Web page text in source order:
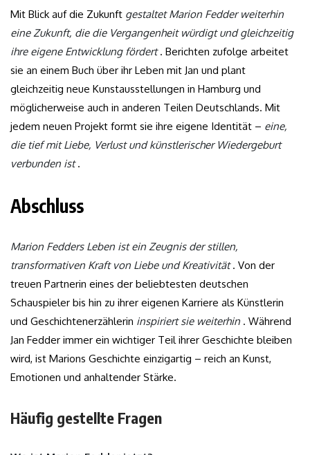
Mit Blick auf die Zukunft gestaltet Marion Fedder weiterhin
eine Zukunft, die die Vergangenheit würdigt und gleichzeitig
ihre eigene Entwicklung fördert. Berichten zufolge arbeitet
sie an einem Buch über ihr Leben mit Jan und plant
gleichzeitig neue Kunstausstellungen in Hamburg und
möglicherweise auch in anderen Teilen Deutschlands. Mit
jedem neuen Projekt formt sie ihre eigene Identität – eine,
die tief mit Liebe, Verlust und künstlerischer Wiedergeburt
verbunden ist.
Abschluss
Marion Fedders Leben ist ein Zeugnis der stillen,
transformativen Kraft von Liebe und Kreativität. Von der
treuen Partnerin eines der beliebtesten deutschen
Schauspieler bis hin zu ihrer eigenen Karriere als Künstlerin
und Geschichtenerzählerin inspiriert sie weiterhin . Während
Jan Fedder immer ein wichtiger Teil ihrer Geschichte bleiben
wird, ist Marions Geschichte einzigartig – reich an Kunst,
Emotionen und anhaltender Stärke.
Häufig gestellte Fragen